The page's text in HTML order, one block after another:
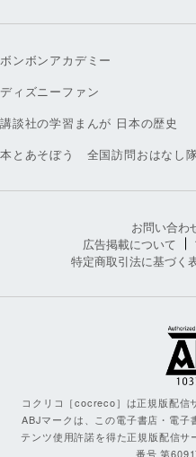
ボンボンアカデミー
ディズニーファン
講談社の学習まんが 日本の歴史
本とあそぼう 全国訪問おはなし
お問い合わ
広告掲載について
特定商取引法に基づく
コクリコ［cocreco］は正規版配信
ABJマークは、この電子書店・電子
テンツ使用許諾を得た正規版配信
番号 第